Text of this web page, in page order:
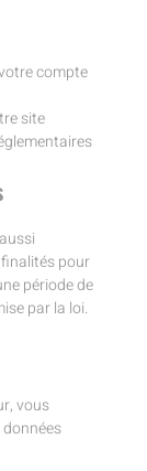
compte
site
pour
période de
par la loi.
vous